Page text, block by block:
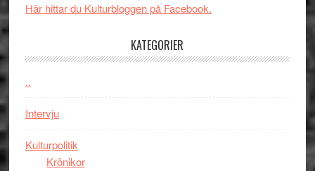
firas
Här hittar du Kulturbloggen på Facebook.
KATEGORIER
..
Intervju
Kulturpolitik
Krönikor